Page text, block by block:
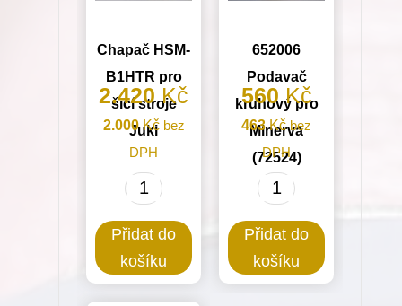
Chapač HSM-
B1HTR pro
šicí stroje
Juki
2.420Kč
2.000Kčbez
DPH
Chapač
B1HTR
pro
Přidat do
košíku
652006
Podavač
kruhový pro
Minerva
(72524)
560Kč
463Kčbez
DPH
652006
kruhový
pro
Přidat do
košíku